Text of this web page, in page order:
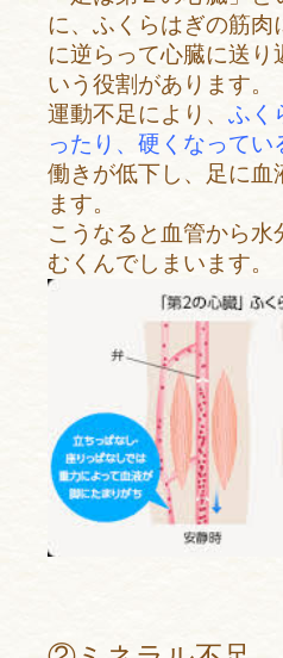
に、ふくらはぎの筋肉
に逆らって心臓に送り
いう役割があります。
運動不足により、 ふく
ったり、硬くなってい
働きが低下し、足に血
ます。
こうなると血管から
むくんでしまいます。